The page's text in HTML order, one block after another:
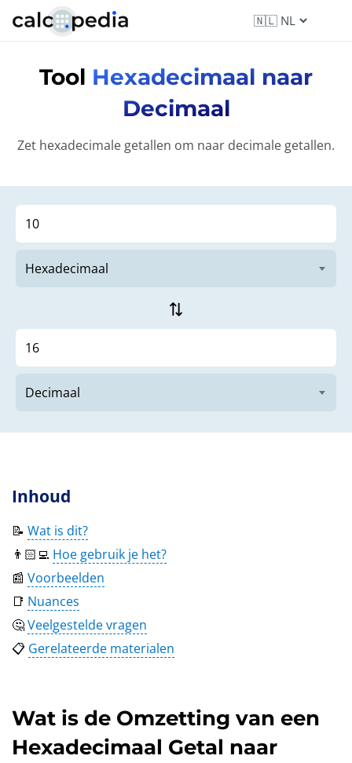
Tool Hexadecimaal naar
Decimaal
Zet hexadecimale getallen om naar decimale getallen.
sync_alt
Inhoud
📝 Wat is dit?
👨🏻‍💻 Hoe gebruik je het?
📰 Voorbeelden
📑 Nuances
🤔Veelgestelde vragen
📋 Gerelateerde materialen
Wat is de Omzetting van een
Hexadecimaal Getal naar